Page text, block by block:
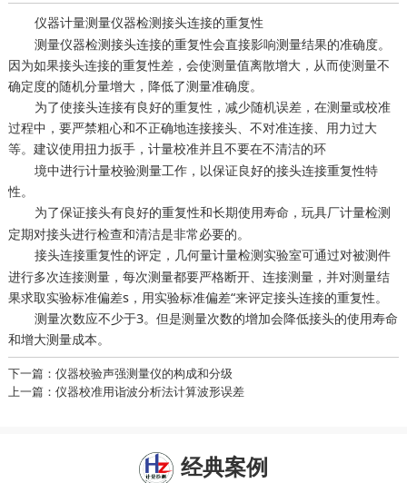
仪器计量测量仪器检测接头连接的重复性
测量仪器检测接头连接的重复性会直接影响测量结果的准确度。
因为如果接头连接的重复性差，会使测量值离散增大，从而使测量不
确定度的随机分量增大，降低了测量准确度。
为了使接头连接有良好的重复性，减少随机误差，在测量或校准
过程中，要严禁粗心和不正确地连接接头、不对准连接、用力过大
等。建议使用扭力扳手， 计量校准并且不要在不清洁的环
境中进行计量校验测量工作，以保证良好的接头连接重复性特
性。
为了保证接头有良好的重复性和长期使用寿命， 玩具厂计量检测
定期对接头进行检查和清洁是非常必要的。
接头连接重复性的评定， 几何量计量检测实验室可通过对被测件
进行多次连接测量，每次测量都要严格断开、连接测量，并对测量结
果求取实验标准偏差s，用实验标准偏差“来评定接头连接的重复性。
测量次数应不少于3。但是测量次数的增加会降低接头的使用寿命
和增大测量成本。
下一篇：仪器校验声强测量仪的构成和分级
上一篇：仪器校准用诣波分析法计算波形误差
经典案例